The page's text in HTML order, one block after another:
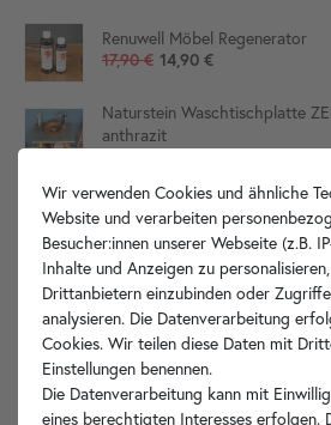
Renuwell Möbel Regenerator
17,90 € 14,90 €
Naturstein Waschtischplatte
anthrazit
Produktdetails
Artikelbeschreibung
Technische Zeichnung
Wir verwenden Cookies und ähnliche
Website und verarbeiten
Besucher:innen unserer Webseite (z.B.
Inhalte und Anzeigen zu
Drittanbietern einzubinden oder
analysieren. Die Datenverarbeitung
Cookies. Wir teilen diese Daten mit
Einstellungen benennen.
Die Datenverarbeitung kann mit
eines berechtigten Interesses erfolgen.